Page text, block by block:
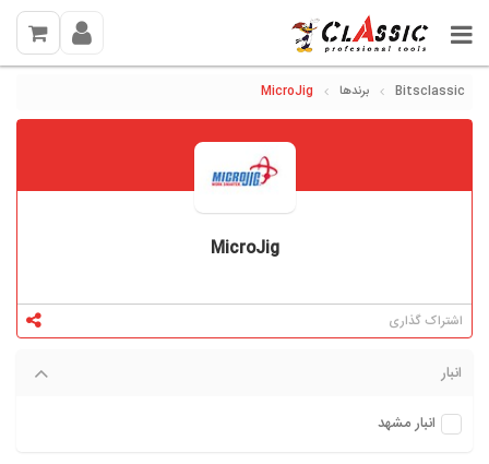
Bitsclassic برندها MicroJig
MicroJig
اشتراک گذاری
انبار
انبار مشهد